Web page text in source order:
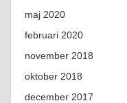
maj 2020
februari 2020
november 2018
oktober 2018
december 2017